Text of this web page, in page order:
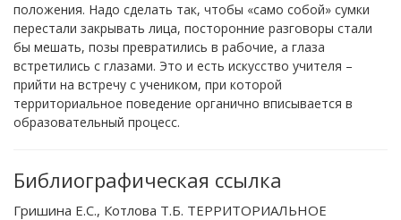
положения. Надо сделать так, чтобы «само собой» сумки
перестали закрывать лица, посторонние разговоры стали
бы мешать, позы превратились в рабочие, а глаза
встретились с глазами. Это и есть искусство учителя –
прийти на встречу с учеником, при которой
территориальное поведение органично вписывается в
образовательный процесс.
Библиографическая ссылка
Гришина Е.С., Котлова Т.Б. ТЕРРИТОРИАЛЬНОЕ